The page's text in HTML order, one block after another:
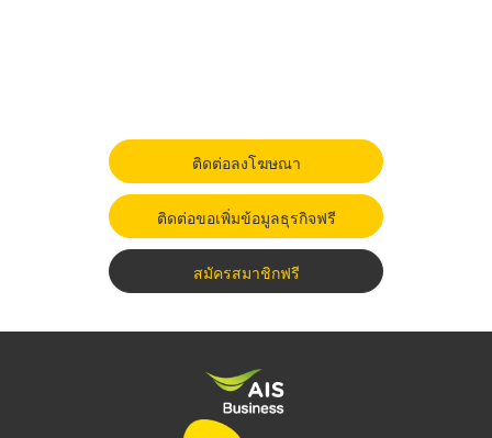
ติดต่อลงโฆษณา
ติดต่อขอเพิ่มข้อมูลธุรกิจฟรี
สมัครสมาชิกฟรี